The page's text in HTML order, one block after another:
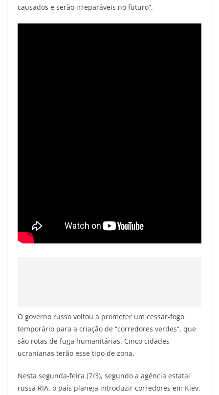
causados e serão irreparáveis no futuro”.
O governo russo voltou a prometer um cessar-fogo
temporário para a criação de “corredores verdes”, que
são rotas de fuga humanitárias. Cinco cidades
ucranianas terão esse tipo de zona.
Nesta segunda-feira (7/3), segundo a agência estatal
russa RIA, o país planeja introduzir corredores em Kiev,